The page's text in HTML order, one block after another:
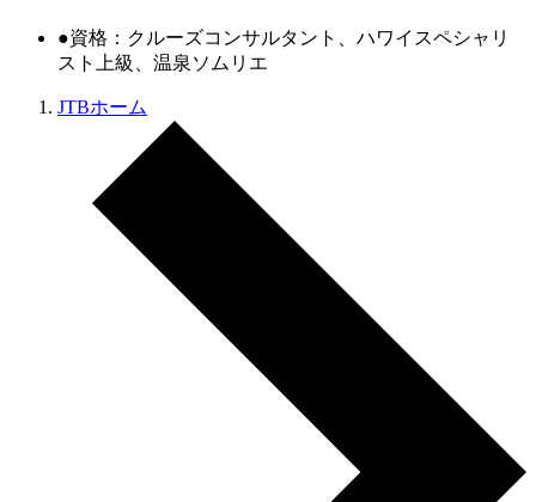
●資格：クルーズコンサルタント、ハワイスペシャリ
スト上級、温泉ソムリエ
JTBホーム